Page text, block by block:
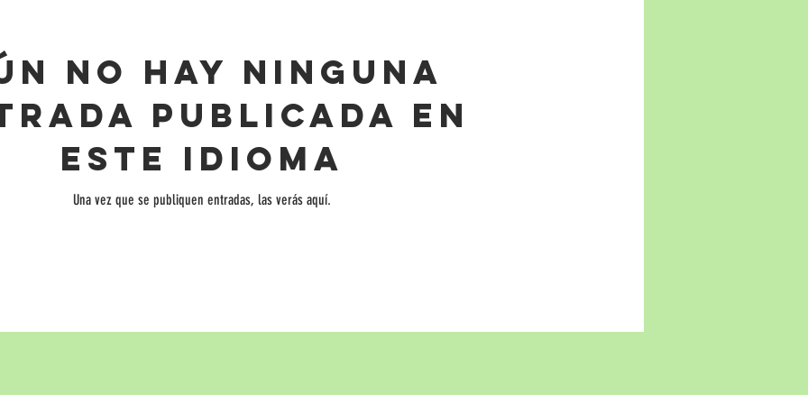
no hay ninguna
publicada en
este idioma
Una vez que se publiquen entradas, las verás aquí.